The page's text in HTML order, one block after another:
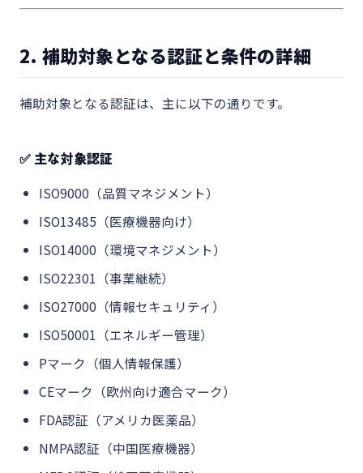
2. 補助対象となる認証と条件の詳細
補助対象となる認証は、主に以下の通りです。
✅ 主な対象認証
ISO9000（品質マネジメント）
ISO13485（医療機器向け）
ISO14000（環境マネジメント）
ISO22301（事業継続）
ISO27000（情報セキュリティ）
ISO50001（エネルギー管理）
Pマーク（個人情報保護）
CEマーク（欧州向け適合マーク）
FDA認証（アメリカ医薬品）
NMPA認証（中国医療機器）